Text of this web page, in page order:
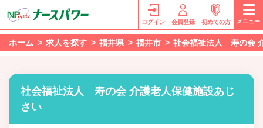
ログイン 会員登録 初めての方 メニュー
ホーム 求人を探す 福井県 福井市 社会福祉法人 寿の会
社会福祉法人 寿の会 介護老人保健施設あじ
さい